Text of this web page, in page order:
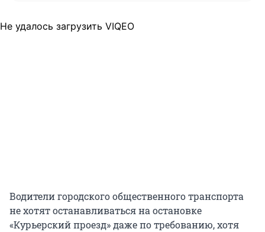
Не удалось загрузить VIQEO
Водители городского общественного транспорта
не хотят останавливаться на остановке
«Курьерский проезд» даже по требованию, хотя